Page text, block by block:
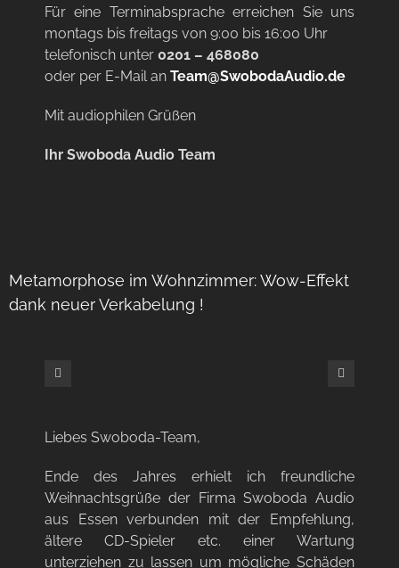
Für eine Terminabsprache erreichen Sie uns
montags bis freitags von 9:00 bis 16:00 Uhr
telefonisch unter 0201 – 468080
oder per E-Mail an Team@SwobodaAudio.de
Mit audiophilen Grüßen
Ihr Swoboda Audio Team
Metamorphose im Wohnzimmer: Wow-Effekt
dank neuer Verkabelung !
Liebes Swoboda-Team,
Ende des Jahres erhielt ich freundliche
Weihnachtsgrüße der Firma Swoboda Audio
aus Essen verbunden mit der Empfehlung,
ältere CD-Spieler etc. einer Wartung
unterziehen zu lassen um mögliche Schäden